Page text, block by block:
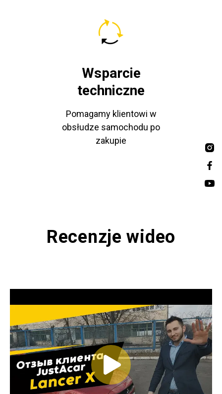
Wsparcie
techniczne
Pomagamy klientowi w
obsłudze samochodu po
zakupie
Recenzje wideo